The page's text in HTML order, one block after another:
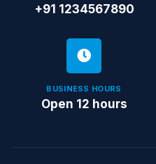
+91 1234567890
BUSINESS HOURS
Open 12 hours